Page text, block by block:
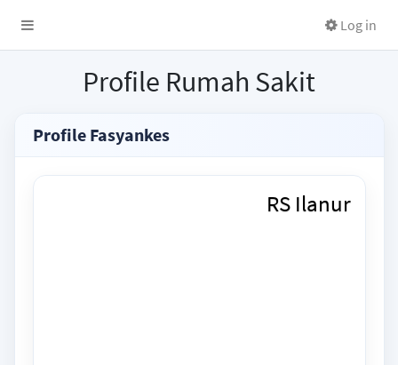
Log in
Profile Rumah Sakit
Profile Fasyankes
RS Ilanur